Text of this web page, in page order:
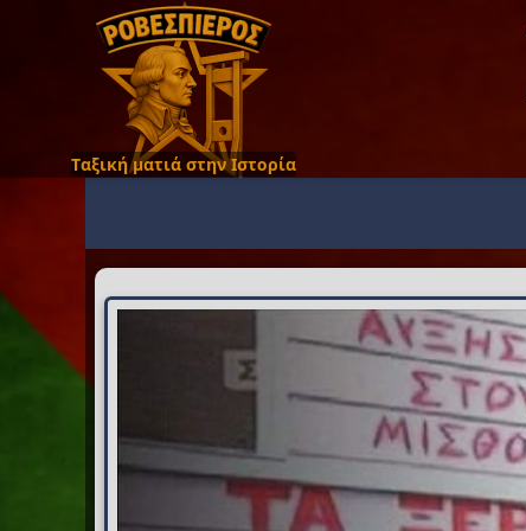
Ταξική ματιά στην Ιστορία